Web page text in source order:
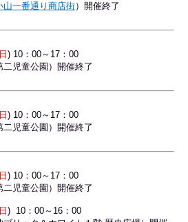
山一番通り商店街）開催終了
日 ) 10：00～17：00
二児童公園）開催終了
日 ) 10：00～17：00
二児童公園）開催終了
日 ) 10：00～17：00
二児童公園）開催終了
日 ) 10：00～16：00